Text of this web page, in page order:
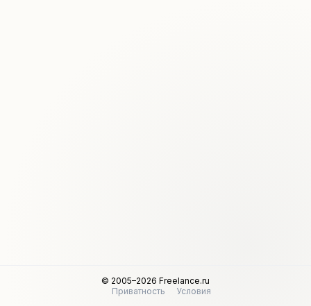
© 2005–2026 Freelance.ru
Приватность
Условия